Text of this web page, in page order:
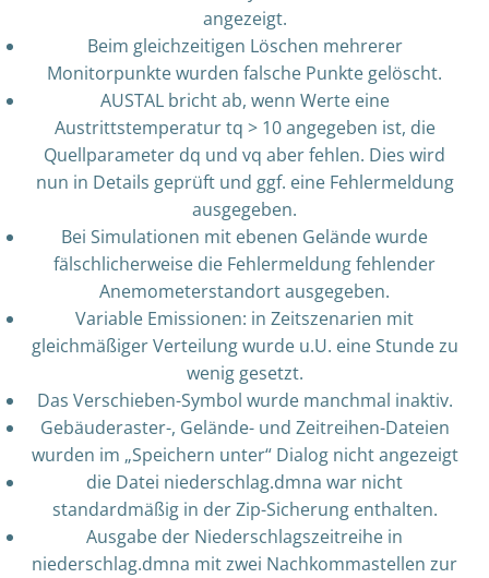
angezeigt.
Beim gleichzeitigen Löschen mehrerer
Monitorpunkte wurden falsche Punkte gelöscht.
AUSTAL bricht ab, wenn Werte eine
Austrittstemperatur tq > 10 angegeben ist, die
Quellparameter dq und vq aber fehlen. Dies wird
nun in Details geprüft und ggf. eine Fehlermeldung
ausgegeben.
Bei Simulationen mit ebenen Gelände wurde
fälschlicherweise die Fehlermeldung fehlender
Anemometerstandort ausgegeben.
Variable Emissionen: in Zeitszenarien mit
gleichmäßiger Verteilung wurde u.U. eine Stunde zu
wenig gesetzt.
Das Verschieben-Symbol wurde manchmal inaktiv.
Gebäuderaster-, Gelände- und Zeitreihen-Dateien
wurden im „Speichern unter“ Dialog nicht angezeigt
die Datei niederschlag.dmna war nicht
standardmäßig in der Zip-Sicherung enthalten.
Ausgabe der Niederschlagszeitreihe in
niederschlag.dmna mit zwei Nachkommastellen zur